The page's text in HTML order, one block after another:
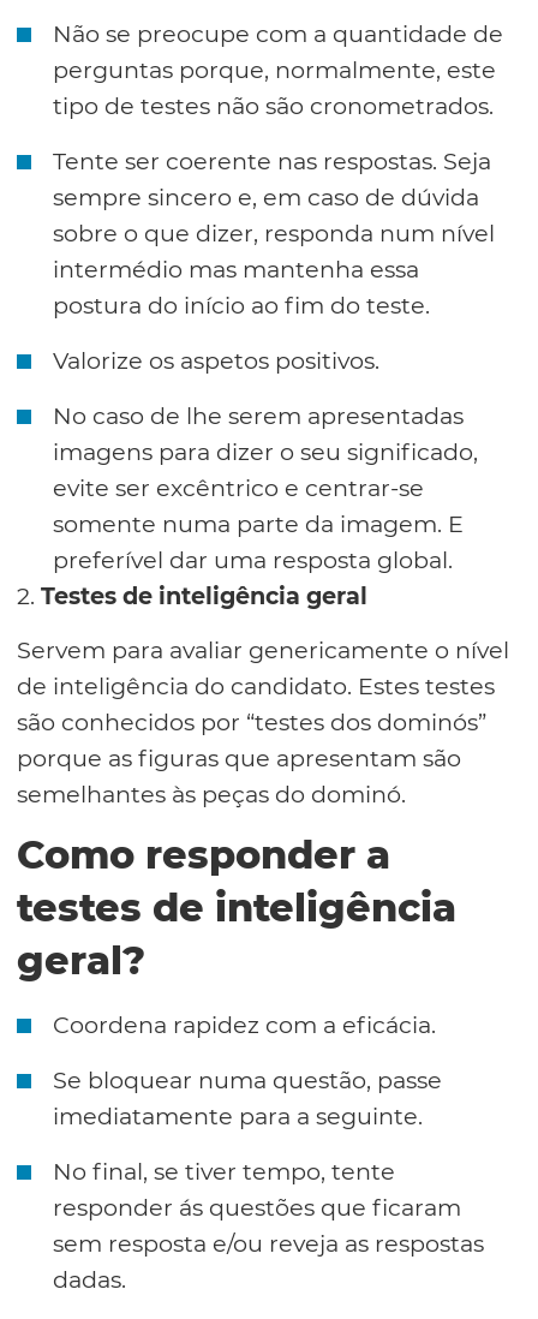
Não se preocupe com a quantidade de
perguntas porque, normalmente, este
tipo de testes não são cronometrados.
Tente ser coerente nas respostas. Seja
sempre sincero e, em caso de dúvida
sobre o que dizer, responda num nível
intermédio mas mantenha essa
postura do início ao fim do teste.
Valorize os aspetos positivos.
No caso de lhe serem apresentadas
imagens para dizer o seu significado,
evite ser excêntrico e centrar-se
somente numa parte da imagem. E
preferível dar uma resposta global.
2. Testes de inteligência geral
Servem para avaliar genericamente o nível
de inteligência do candidato. Estes testes
são conhecidos por “testes dos dominós”
porque as figuras que apresentam são
semelhantes às peças do dominó.
Como responder a
testes de inteligência
geral?
Coordena rapidez com a eficácia.
Se bloquear numa questão, passe
imediatamente para a seguinte.
No final, se tiver tempo, tente
responder ás questões que ficaram
sem resposta e/ou reveja as respostas
dadas.